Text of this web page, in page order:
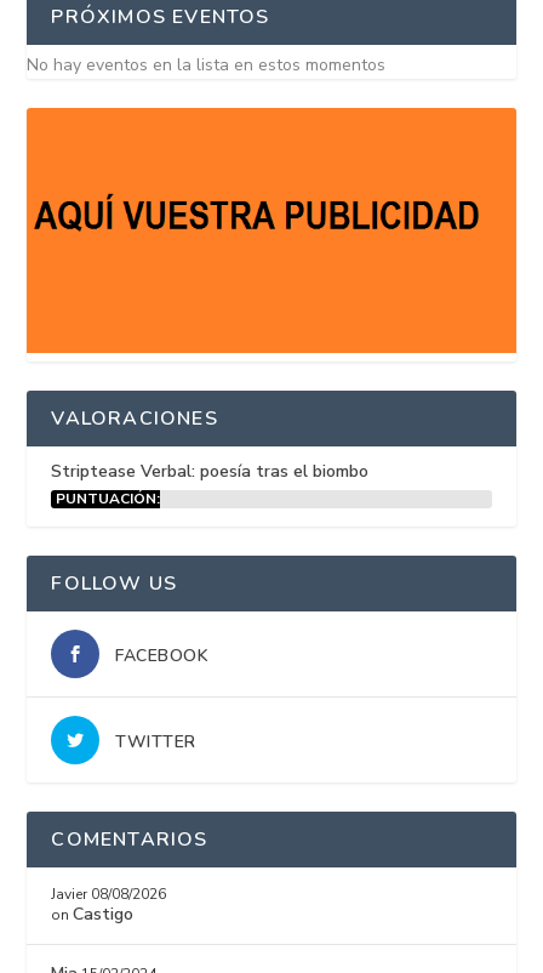
PRÓXIMOS EVENTOS
No hay eventos en la lista en estos momentos
VALORACIONES
Striptease Verbal: poesía tras el biombo
PUNTUACIÓN:
FOLLOW US
FACEBOOK
TWITTER
COMENTARIOS
Javier 08/08/2026
onCastigo